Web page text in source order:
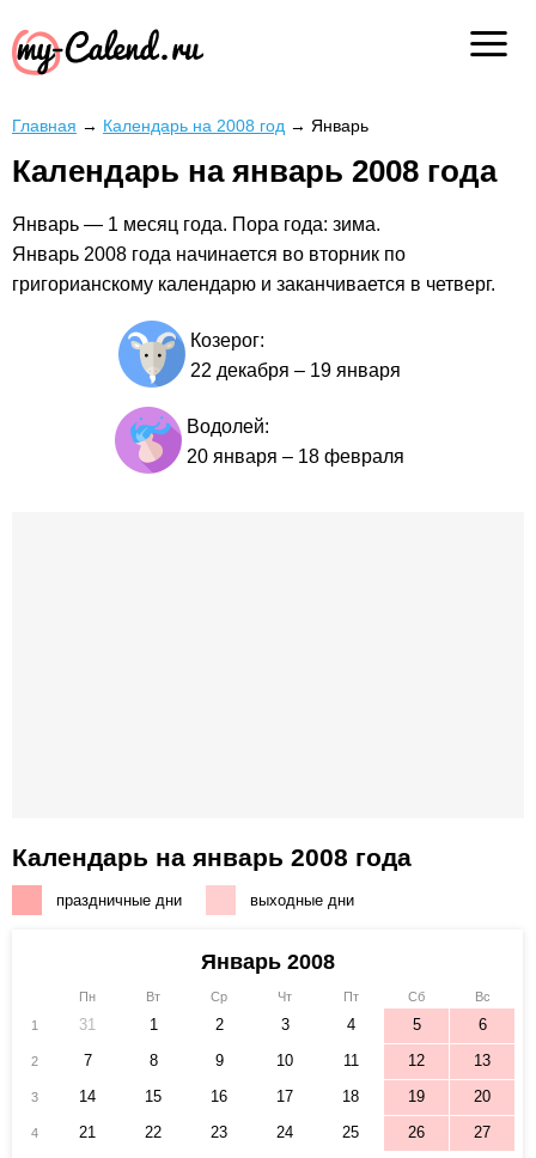
Главная → Календарь на 2008 год → Январь
Календарь на январь 2008 года
Январь — 1 месяц года. Пора года: зима.
Январь 2008 года начинается во вторник по
григорианскому календарю и заканчивается в четверг.
Козерог:
22 декабря – 19 января
Водолей:
20 января – 18 февраля
Календарь на январь 2008 года
праздничные дни выходные дни
Январь 2008
Пн Вт Ср Чт Пт Сб
Вс
1
31 1 2 3 4 5 6
2 7 8 9 10 11 12 13
3 14 15 16 17 18 19 20
4 21 22 23 24 25 26 27